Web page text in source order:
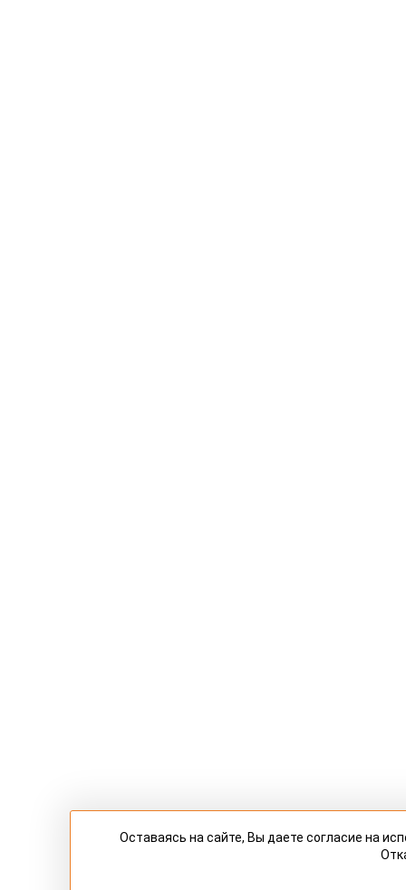
Оставаясь на сайте, Вы даете согласие на